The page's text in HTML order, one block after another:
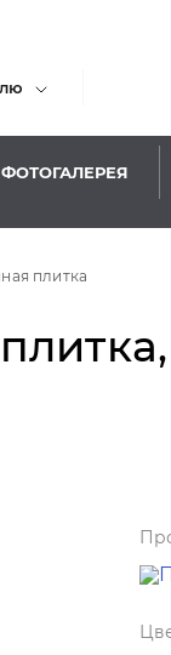
ФОТОГАЛЕРЕЯ
плитка